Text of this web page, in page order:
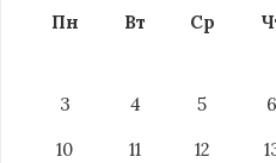
Пн Вт Ср
3
4 5 6
10
11 12